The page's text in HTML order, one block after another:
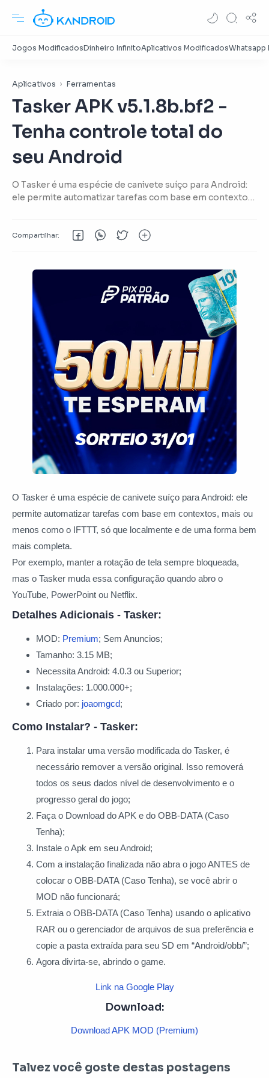
Aplicativos Ferramentas
Tasker APK v5.1.8b.bf2 -
Tenha controle total do
seu Android
O Tasker é uma espécie de canivete suíço para Android:
ele permite automatizar tarefas com base em contextos,
O Tasker é uma espécie de canivete suíço para Android: ele
permite automatizar tarefas com base em contextos, mais ou
menos como o IFTTT, só que localmente e de uma forma bem
mais completa.
Por exemplo, manter a rotação de tela sempre bloqueada,
mas o Tasker muda essa configuração quando abro o
YouTube, PowerPoint ou Netflix.
Detalhes Adicionais - Tasker:
MOD: Premium; Sem Anuncios;
Tamanho: 3.15 MB;
Necessita Android: 4.0.3 ou Superior;
Instalações: 1.000.000+;
Criado por: joaomgcd;
Como Instalar? - Tasker:
Para instalar uma versão modificada do Tasker, é
necessário remover a versão original. Isso removerá
todos os seus dados nível de desenvolvimento e o
progresso geral do jogo;
Faça o Download do APK e do OBB-DATA (Caso
Tenha);
Instale o Apk em seu Android;
Com a instalação finalizada não abra o jogo ANTES de
colocar o OBB-DATA (Caso Tenha), se você abrir o
MOD não funcionará;
Extraia o OBB-DATA (Caso Tenha) usando o aplicativo
RAR ou o gerenciador de arquivos de sua preferência e
copie a pasta extraída para seu SD em “Android/obb/”;
Agora divirta-se, abrindo o game.
Link na Google Play
Download:
Download APK MOD (Premium)
Talvez você goste destas postagens